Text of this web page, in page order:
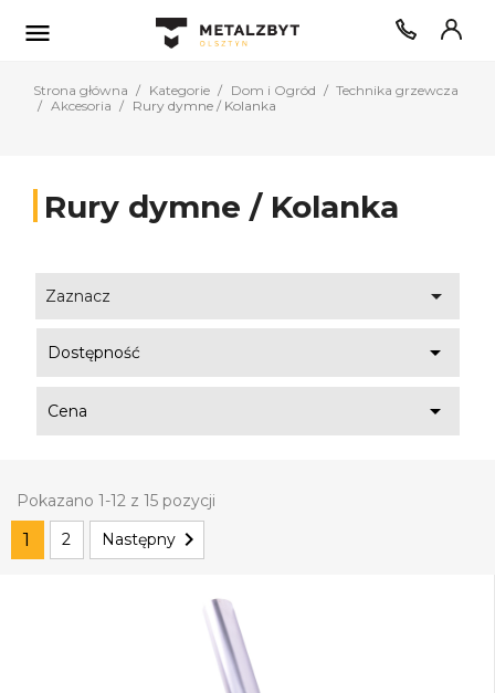

Strona główna Kategorie Dom i Ogród
Technika grzewcza
Akcesoria
Rury dymne / Kolanka
Rury dymne / Kolanka
Zaznacz 
Dostępność 
Cena 
Pokazano 1-12 z 15 pozycji
1 2 Następny 